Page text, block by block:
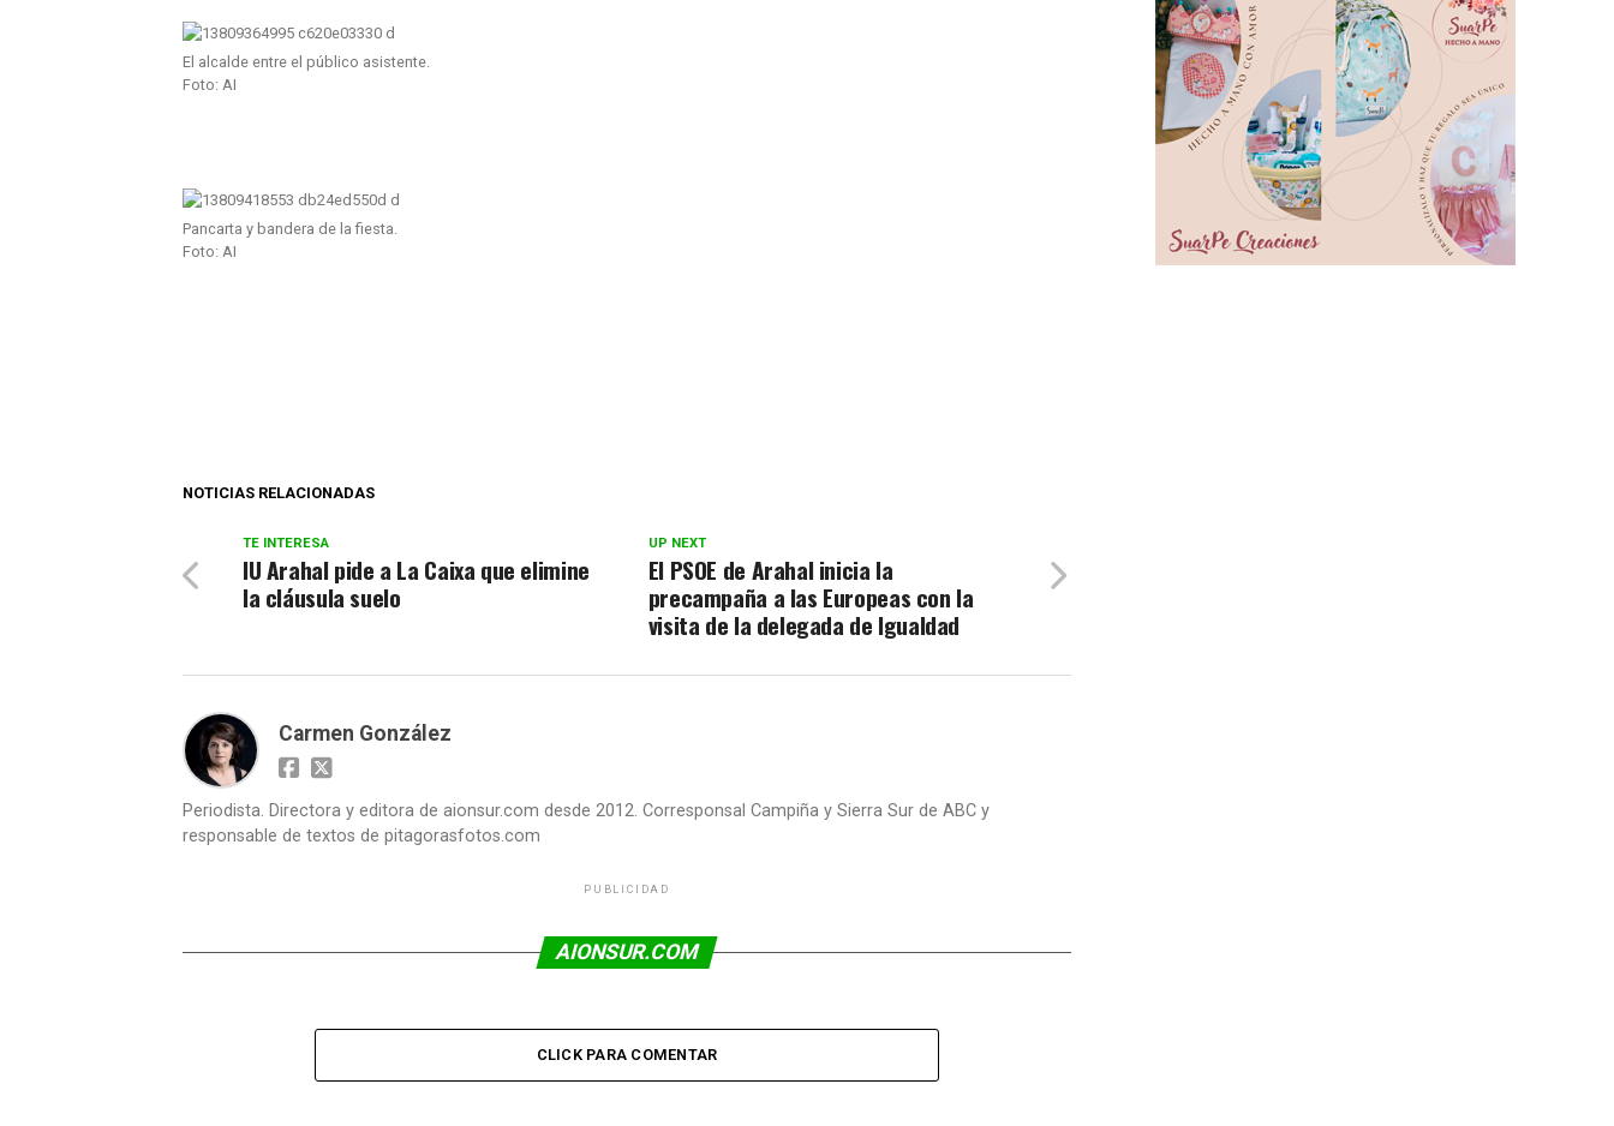
El alcalde entre el público asistente.
Foto: AI
Pancarta y bandera de la fiesta.
Foto: AI
NOTICIAS RELACIONADAS
UP NEXT
El PSOE de Arahal inicia la
precampaña a las Europeas con la
visita de la delegada de Igualdad
TE INTERESA
IU Arahal pide a La Caixa que elimine
la cláusula suelo
Carmen González
Periodista. Directora y editora de aionsur.com desde 2012. Corresponsal Campiña y Sierra Sur de ABC y
responsable de textos de pitagorasfotos.com
PUBLICIDAD
AIONSUR.COM
CLICK PARA COMENTAR